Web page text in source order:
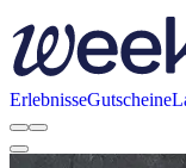
ErlebnisseGutscheine